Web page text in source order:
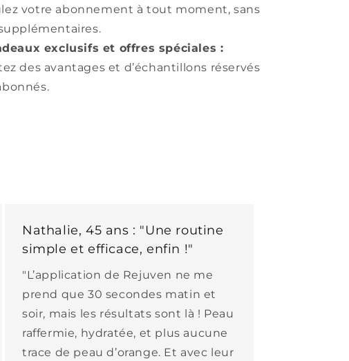
votre abonnement à tout moment, sans
exclusifs et offres spéciales :
des avantages et d’échantillons réservés
Nathalie, 45 ans : "Une routine
simple et efficace, enfin !"
"L’application de Rejuven ne me
prend que 30 secondes matin et
soir, mais les résultats sont là ! Peau
raffermie, hydratée, et plus aucune
trace de peau d’orange. Et avec leur